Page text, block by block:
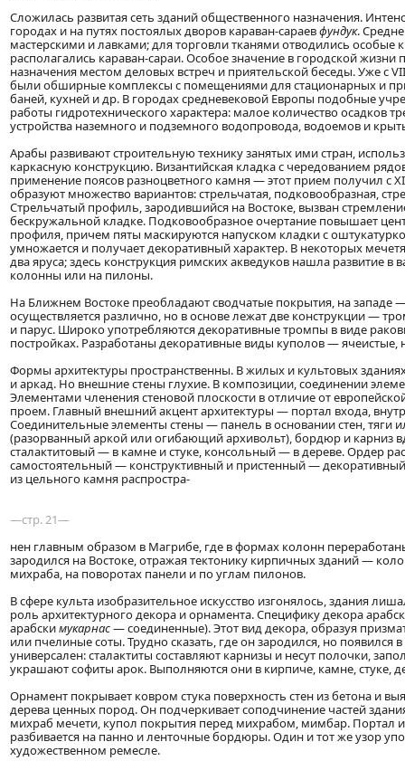
Сложилась развитая сеть зданий общественного назначения.
городах и на путях постоялых дворов караван-сараевфундук.
мастерскими и лавками; для торговли тканями отводились особые
располагались караван-сараи. Особое значение в городской
назначения местом деловых встреч и приятельской беседы. Уже с
были обширные комплексы с помещениями для стационарных и
баней, кухней и др. В городах средневековой Европы подобные
работы гидротехнического характера: малое количество осадков
устройства наземного и подземного водопровода, водоемов и
Арабы развивают строительную технику занятых ими стран,
каркасную конструкцию. Византийская кладка с чередованием
применение поясов разноцветного камня — этот прием получил с
образуют множество вариантов: стрельчатая, подковообразная,
Стрельчатый профиль, зародившийся на Востоке, вызван
бескружальной кладке. Подковообразное очертание повышает
профиля, причем пяты маскируются напуском кладки с
умножается и получает декоративный характер. В некоторых
два яруса; здесь конструкция римских акведуков нашла развитие
колонны или на пилоны.
На Ближнем Востоке преобладают сводчатые покрытия, на западе
осуществляется различно, но в основе лежат две конструкции —
и парус. Широко употребляются декоративные тромпы в виде
постройках. Разработаны декоративные виды куполов — ячеистые,
Формы архитектуры пространственны. В жилых и культовых
и аркад. Но внешние стены глухие. В композиции, соединении
Элементами членения стеновой плоскости в отличие от
проем. Главный внешний акцент архитектуры — портал входа,
Соединительные элементы стены — панель в основании стен,
(разорванный аркой или огибающий архивольт), бордюр и карниз
сталактитовый — в камне и стуке, консольный — в дереве. Ордер
самостоятельный — конструктивный и пристенный —
из цельного камня распростра-
—стр. 21—
нен главным образом в Магрибе, где в формах колонн
зародился на Востоке, отражая тектонику кирпичных зданий —
михраба, на поворотах панели и по углам пилонов.
В сфере культа изобразительное искусство изгонялось, здания
роль архитектурного декора и орнамента. Специфику декора
арабскимукарнас— соединенные). Этот вид декора, образуя
или пчелиные соты. Трудно сказать, где он зародился, но появился
универсален: сталактиты составляют карнизы и несут полочки,
украшают софиты арок. Выполняются они в кирпиче, камне, стуке,
Орнамент покрывает ковром стука поверхность стен из бетона и
дерева ценных пород. Он подчеркивает соподчинение частей
михраб мечети, купол покрытия перед михрабом, мимбар. Портал
разбивается на панно и ленточные бордюры. Один и тот же узор
художественном ремесле.